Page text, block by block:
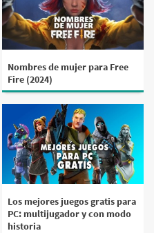
Nombres de mujer para Free
Fire (2024)
Los mejores juegos gratis para
PC: multijugador y con modo
historia